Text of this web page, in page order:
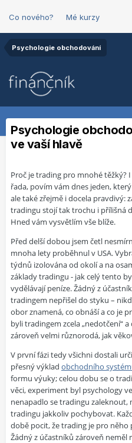
Co nového? Mé kurzy
Psychologie obchodování
Psychologie
ve vaší hlavě
Proč je trading pro mnohé těžký?
řada, povím vám dnes jeden,
ale také zřejmě i docela pravdivý:
tradingu stojí tak trochu i přílišná
Hned vám vysvětlím vše blíže.
Před delší dobou jsem četl
mnoha lety proběhnul v USA.
týdnů izolována od okolí a na
základy tradingu - jak celý tento
vydělávají peníze. Žádný z
tradingem nepřišel do styku –
obor znamená, co obnáší a co je
byli tradingem zcela „nedotčení“
zároveň velmi různorodá, jak
V první fázi tedy všichni dostali
přesný výklad obchodního
formu výuky; celou dobu se o
věci, experiment byl psychology
nenapadlo se tradingu zaleknout,
tradingu jakkoliv pochybovat.
době pocit, že trading je pro něho
Žádný z účastníků zároveň